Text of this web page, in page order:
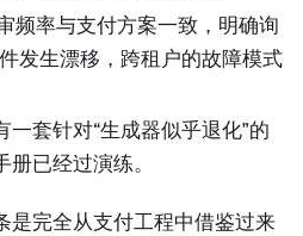
频率与支付方案一致，明确询
发生漂移，跨租户的故障模式
一套针对“生成器似乎退化”的
已经过演练。
是完全从支付工程中借鉴过来